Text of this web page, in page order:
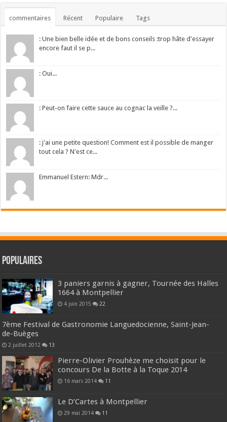
commentaires Récent Populaire Tags
: Une bien belle idée et de bons conseils :trop hâte d'essayer
encore faut il se p...
: Oui...
: Peut-on faire cette sauce au cognac la veille ?...
: j'ai une petite question! Comment est il possible de manger
tout cela ? N'est ce...
Emmanuel Estern: Mdr...
Populaires
3 paniers garnis à gagner, Tournée des Halles
1664 à Montpellier
4 juin 2015 22
7ème Festival de Gastronomie Languedocienne, Saint-Jean-
de-Buèges
2 juillet 2012 13
Pierre-Olivier Prouhèze me choisit pour le
concours De la Botte à la Toque 2014
16 mars 2014 11
Le D’Cartes à Montpellier
29 mai 2014 11